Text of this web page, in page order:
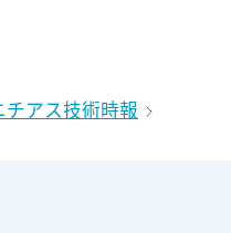
チアス技術時報